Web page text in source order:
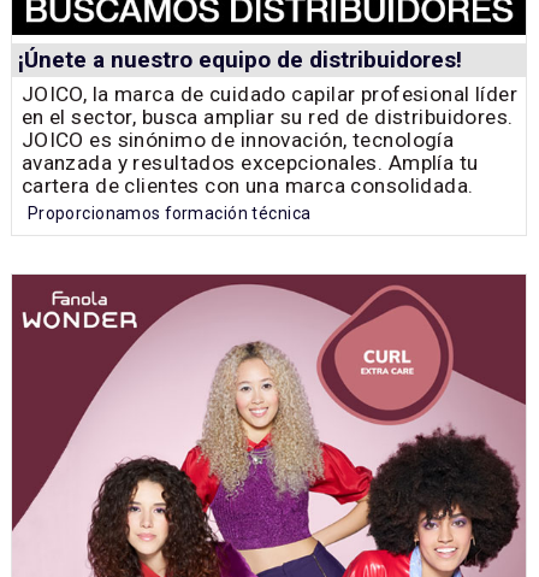
¡Únete a nuestro equipo de distribuidores!
JOICO, la marca de cuidado capilar profesional líder
en el sector, busca ampliar su red de distribuidores.
JOICO es sinónimo de innovación, tecnología
avanzada y resultados excepcionales. Amplía tu
cartera de clientes con una marca consolidada.
Proporcionamos formación técnica